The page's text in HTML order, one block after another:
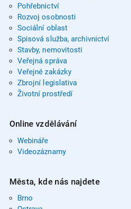
Pohřebnictví
Rozvoj osobnosti
Sociální oblast
Spisová služba, archivnictví
Stavby, nemovitosti
Veřejná správa
Veřejné zakázky
Zbrojní legislativa
Životní prostředí
Online vzdělávání
Webináře
Videozáznamy
Města, kde nás najdete
Brno